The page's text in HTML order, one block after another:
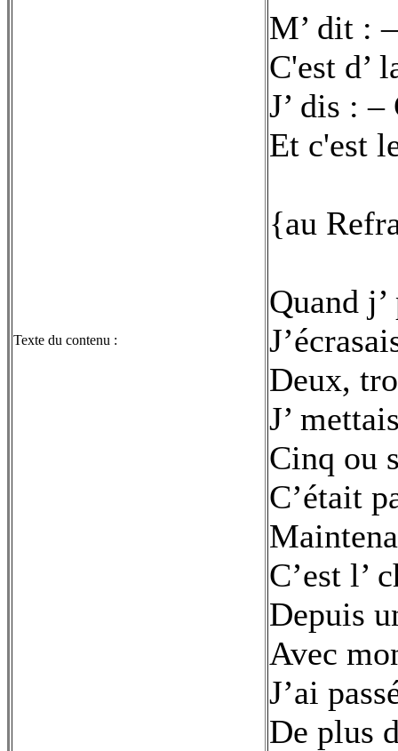
Texte du contenu :
M’ dit :
C'est d’
J’ dis :
Et c'est
{au
Quand
Deux,
J’
Cinq ou
C’était
C’est l’
Depuis
Avec
J’ai
De plus